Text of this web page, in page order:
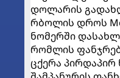
დოლარის
რბოლის დროს
ნომერში
რომლის
ცქერა